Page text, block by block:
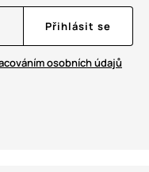
Přihlásit se
osobních údajů